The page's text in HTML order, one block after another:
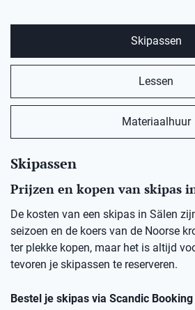
Skipassen
Lessen
Materiaalhuur
Skipassen
Prijzen en kopen van skipas
De kosten van een skipas in Sälen
seizoen en de koers van de Noorse
ter plekke kopen, maar het is altijd
tevoren je skipassen te reserveren.
Bestel je skipas via Scandic